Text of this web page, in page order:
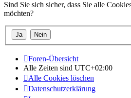
Sind Sie sich sicher, dass Sie alle
möchten?
Foren-Übersicht
Alle Zeiten sind UTC+02:00
Alle Cookies löschen
Datenschutzerklärung